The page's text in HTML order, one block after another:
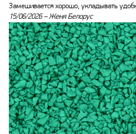
Замешивается хорошо, укладывать
15/06/2026 –Женя Белорус